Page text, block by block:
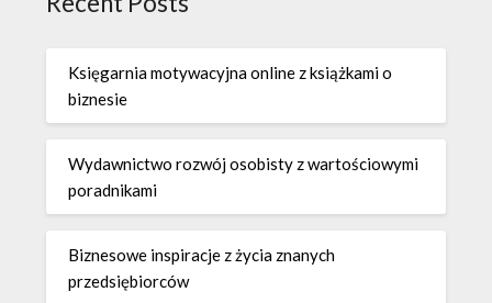
Księgarnia motywacyjna online z książkami o
biznesie
Wydawnictwo rozwój osobisty z wartościowymi
poradnikami
Biznesowe inspiracje z życia znanych
przedsiębiorców